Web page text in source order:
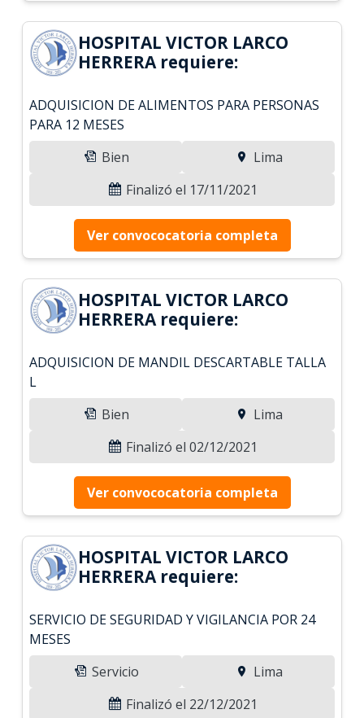
HOSPITAL VICTOR LARCO
HERRERA requiere:
ADQUISICION DE ALIMENTOS PARA PERSONAS
PARA 12 MESES
Bien
Lima
Finalizó el 17/11/2021
Ver convococatoria completa
HOSPITAL VICTOR LARCO
HERRERA requiere:
ADQUISICION DE MANDIL DESCARTABLE TALLA
L
Bien
Lima
Finalizó el 02/12/2021
Ver convococatoria completa
HOSPITAL VICTOR LARCO
HERRERA requiere:
SERVICIO DE SEGURIDAD Y VIGILANCIA POR 24
MESES
Servicio
Lima
Finalizó el 22/12/2021